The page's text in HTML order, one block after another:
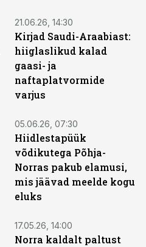
21.06.26, 14:30
Kirjad Saudi-Araabiast:
hiiglaslikud kalad
gaasi- ja
naftaplatvormide
varjus
05.06.26, 07:30
Hiidlestapüük
võdikutega Põhja-
Norras pakub elamusi,
mis jäävad meelde kogu
eluks
17.05.26, 14:00
Norra kaldalt paltust